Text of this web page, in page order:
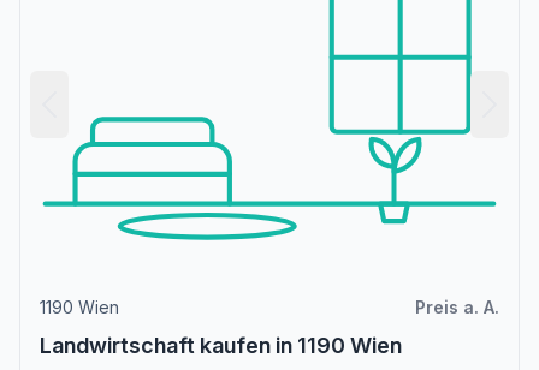
1190 Wien Preis a. A.
Landwirtschaft kaufen in 1190 Wien